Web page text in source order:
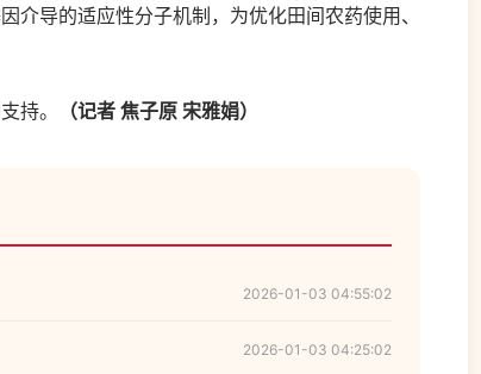
介导的适应性分子机制，为优化田间农药使用、
持。 （记者 焦子原 宋雅娟）
2026-01-03 04:55:02
2026-01-03 04:25:02